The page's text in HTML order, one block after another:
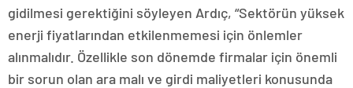
gidilmesi gerektiğini söyleyen Ardıç, “Sektörün yüksek
enerji fiyatlarından etkilenmemesi için önlemler
alınmalıdır. Özellikle son dönemde firmalar için önemli
bir sorun olan ara malı ve girdi maliyetleri konusunda